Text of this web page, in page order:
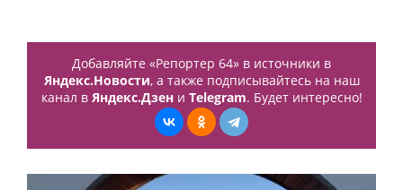
Добавляйте «Репортер 64» в источники в
Яндекс.Новости, а также подписывайтесь на наш
канал в Яндекс.Дзени Telegram. Будет интересно!